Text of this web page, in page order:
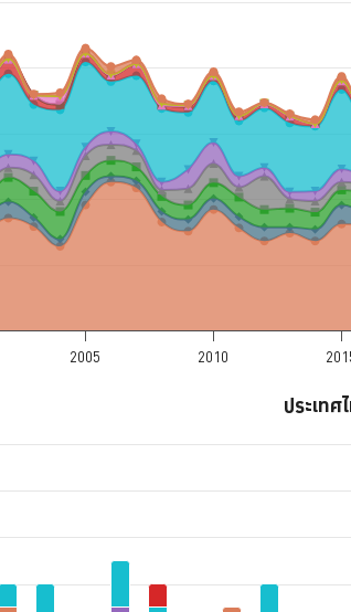
axis displaying values. Data ranges from 2000
axis displaying ครั้ง. Data ranges from 127 to
2005 2010
series.
axis displaying values. Data ranges from
ประเทศ